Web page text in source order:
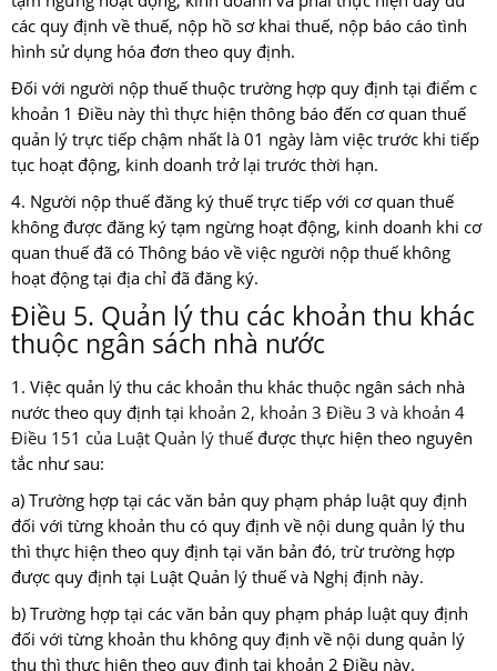
các quy định về thuế, nộp hồ sơ khai thuế, nộp báo cáo tình
hình sử dụng hóa đơn theo quy định.
Đối với người nộp thuế thuộc trường hợp quy định tại điểm c
khoản 1 Điều này thì thực hiện thông báo đến cơ quan thuế
quản lý trực tiếp chậm nhất là 01 ngày làm việc trước khi tiếp
tục hoạt động, kinh doanh trở lại trước thời hạn.
4. Người nộp thuế đăng ký thuế trực tiếp với cơ quan thuế
không được đăng ký tạm ngừng hoạt động, kinh doanh khi cơ
quan thuế đã có Thông báo về việc người nộp thuế không
hoạt động tại địa chỉ đã đăng ký.
Điều 5. Quản lý thu các khoản thu khác
thuộc ngân sách nhà nước
1. Việc quản lý thu các khoản thu khác thuộc ngân sách nhà
nước theo quy định tại khoản 2, khoản 3 Điều 3 và khoản 4
Điều 151 của Luật Quản lý thuếđược thực hiện theo nguyên
tắc như sau:
a) Trường hợp tại các văn bản quy phạm pháp luật quy định
đối với từng khoản thu có quy định về nội dung quản lý thu
thì thực hiện theo quy định tại văn bản đó, trừ trường hợp
được quy định tại Luật Quản lý thuế và Nghị định này.
b) Trường hợp tại các văn bản quy phạm pháp luật quy định
đối với từng khoản thu không quy định về nội dung quản lý
thu thì thực hiện theo quy định tại khoản 2 Điều này.